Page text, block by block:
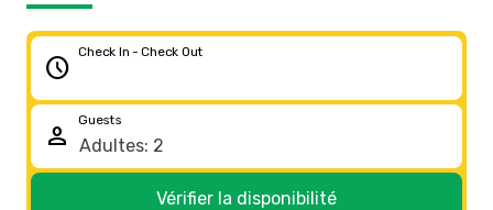
schedule
Check In - Check Out
person
Guests
Vérifier la disponibilité